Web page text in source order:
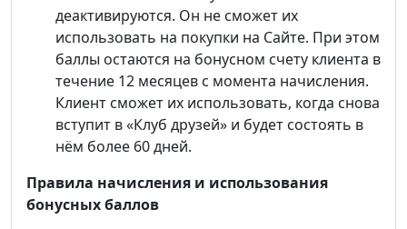
деактивируются. Он не сможет их
использовать на покупки на Сайте. При этом
баллы остаются на бонусном счету клиента в
течение 12 месяцев с момента начисления.
Клиент сможет их использовать, когда снова
вступит в «Клуб друзей» и будет состоять в
нём более 60 дней.
Правила начисления и использования
бонусных баллов